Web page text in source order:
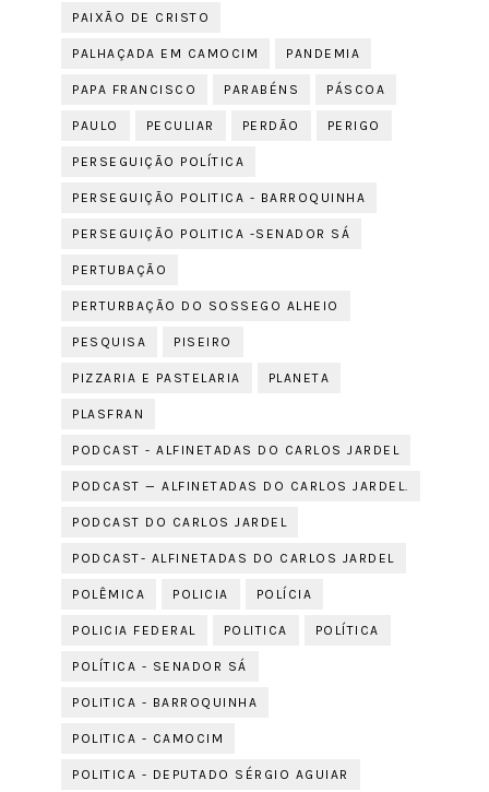
PAIXÃO DE CRISTO
PALHAÇADA EM CAMOCIM PANDEMIA
PAPA FRANCISCO PARABÉNS PÁSCOA
PAULO PECULIAR PERDÃO PERIGO
PERSEGUIÇÃO POLÍTICA
PERSEGUIÇÃO POLITICA - BARROQUINHA
PERSEGUIÇÃO POLITICA -SENADOR SÁ
PERTUBAÇÃO
PERTURBAÇÃO DO SOSSEGO ALHEIO
PESQUISA PISEIRO
PIZZARIA E PASTELARIA PLANETA
PLASFRAN
PODCAST - ALFINETADAS DO CARLOS JARDEL
PODCAST — ALFINETADAS DO CARLOS JARDEL.
PODCAST DO CARLOS JARDEL
PODCAST- ALFINETADAS DO CARLOS JARDEL
POLÊMICA POLICIA POLÍCIA
POLICIA FEDERAL POLITICA POLÍTICA
POLÍTICA - SENADOR SÁ
POLITICA - BARROQUINHA
POLITICA - CAMOCIM
POLITICA - DEPUTADO SÉRGIO AGUIAR